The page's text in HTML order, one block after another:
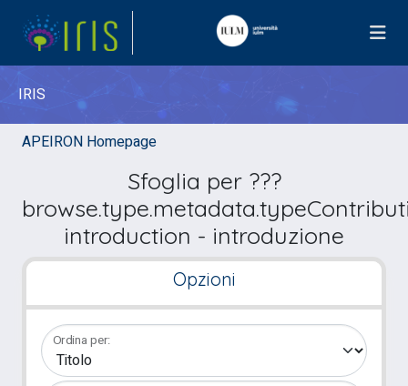
IRIS
APEIRON Homepage
Sfoglia per ???
introduction - introduzione
Opzioni
Ordina per: